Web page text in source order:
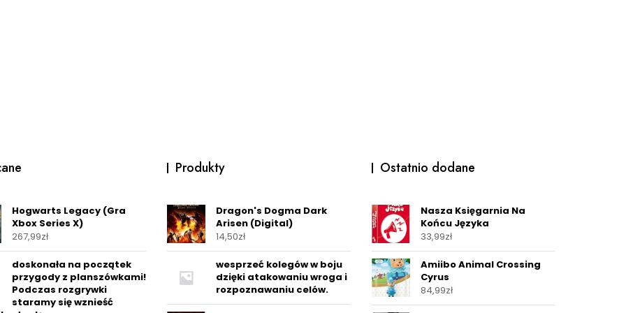
Hogwarts Legacy (Gra
Xbox Series X)
267,99zł
doskonała na początek
przygody z planszówkami!
Podczas rozgrywki
staramy się wznieść
Produkty
Dragon's Dogma Dark
Arisen (Digital)
14,50zł
wesprzeć kolegów w boju
dzięki atakowaniu wroga i
rozpoznawaniu celów.
Ostatnio dodane
Nasza Księgarnia Na
Końcu Języka
33,99zł
Amiibo Animal Crossing
Cyrus
84,99zł